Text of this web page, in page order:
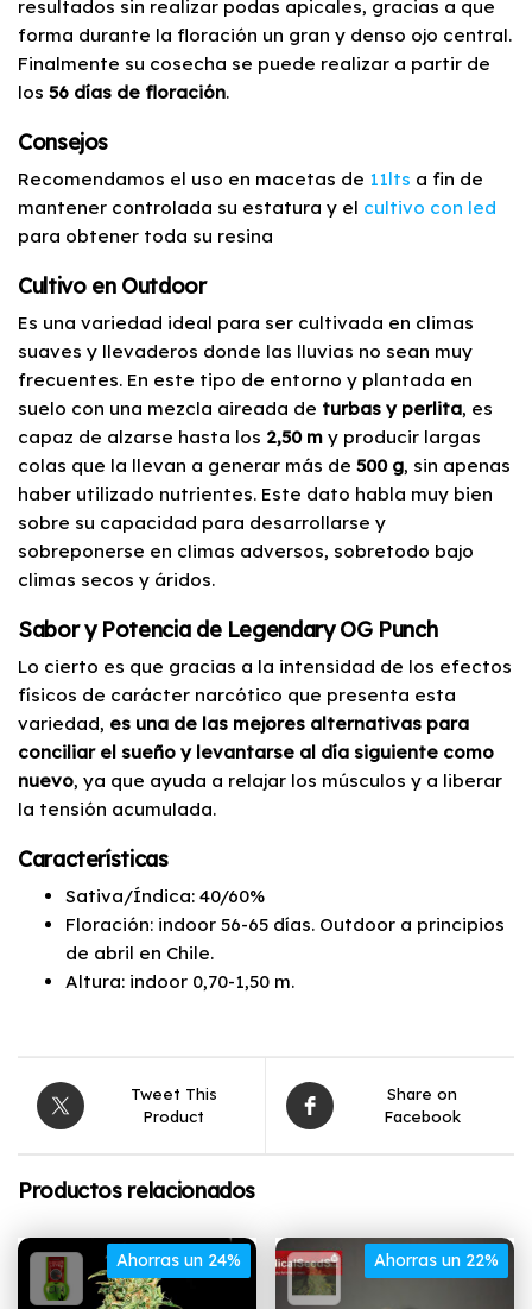
resultados sin realizar podas apicales, gracias a que
forma durante la floración un gran y denso ojo central.
Finalmente su cosecha se puede realizar a partir de
los 56 días de floración.
Consejos
Recomendamos el uso en macetas de 11lts a fin de
mantener controlada su estatura y el cultivo con led
para obtener toda su resina
Cultivo en Outdoor
Es una variedad ideal para ser cultivada en climas
suaves y llevaderos donde las lluvias no sean muy
frecuentes. En este tipo de entorno y plantada en
suelo con una mezcla aireada de turbas y perlita, es
capaz de alzarse hasta los 2,50 m y producir largas
colas que la llevan a generar más de 500 g, sin apenas
haber utilizado nutrientes. Este dato habla muy bien
sobre su capacidad para desarrollarse y
sobreponerse en climas adversos, sobretodo bajo
climas secos y áridos.
Sabor y Potencia de Legendary OG Punch
Lo cierto es que gracias a la intensidad de los efectos
físicos de carácter narcótico que presenta esta
variedad, es una de las mejores alternativas para
conciliar el sueño y levantarse al día siguiente como
nuevo, ya que ayuda a relajar los músculos y a liberar
la tensión acumulada.
Características
Sativa/Índica: 40/60%
Floración: indoor 56-65 días. Outdoor a principios
de abril en Chile.
Altura: indoor 0,70-1,50 m.
Tweet This
Product
Share on
Facebook
Productos relacionados
Ahorras un 24% Ahorras un 22%